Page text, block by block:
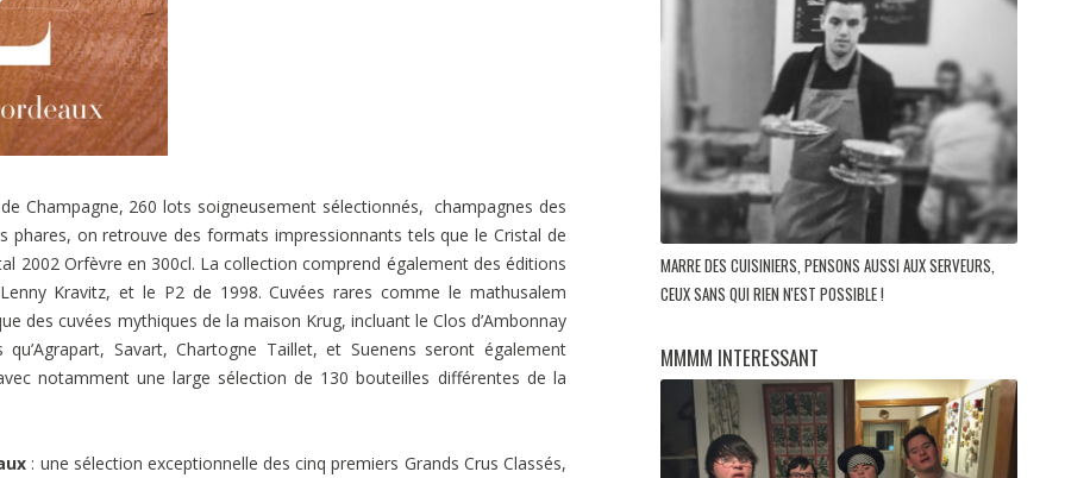
Champagne, 260 lots soigneusement sélectionnés, champagnes des
on retrouve des formats impressionnants tels que le Cristal de
2002 Orfèvre en 300cl. La collection comprend également des éditions
Kravitz, et le P2 de 1998. Cuvées rares comme le mathusalem
des cuvées mythiques de la maison Krug, incluant le Clos d’Ambonnay
Savart, Chartogne Taillet, et Suenens seront également
notamment une large sélection de 130 bouteilles différentes de la
: une sélection exceptionnelle des cinq premiers Grands Crus Classés,
MARRE DES CUISINIERS, PENSONS AUSSI AUX SERVEURS,
CEUX SANS QUI RIEN N'EST POSSIBLE !
MMMM INTERESSANT